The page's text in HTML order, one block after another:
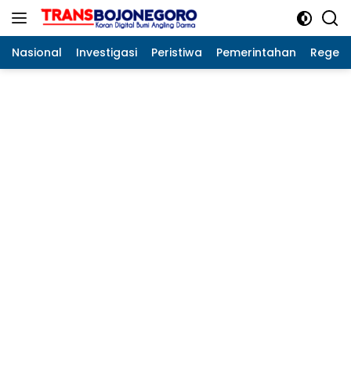
Langsung
Nasional Investigasi Peristiwa Pemerintahan